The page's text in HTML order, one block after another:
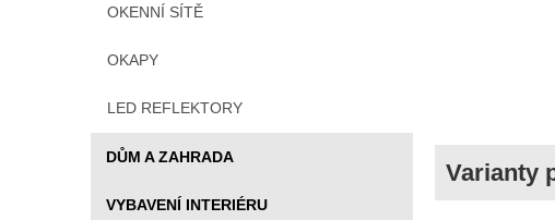
OKENNÍ SÍTĚ
OKAPY
LED REFLEKTORY
DŮM A ZAHRADA
VYBAVENÍ INTERIÉRU